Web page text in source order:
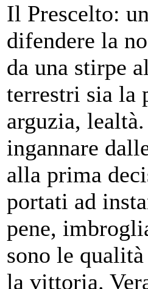
Il Prescelto:
difendere la
da una stirpe
terrestri sia la
arguzia,
ingannare
alla prima
portati ad
pene,
sono le
la vittoria.